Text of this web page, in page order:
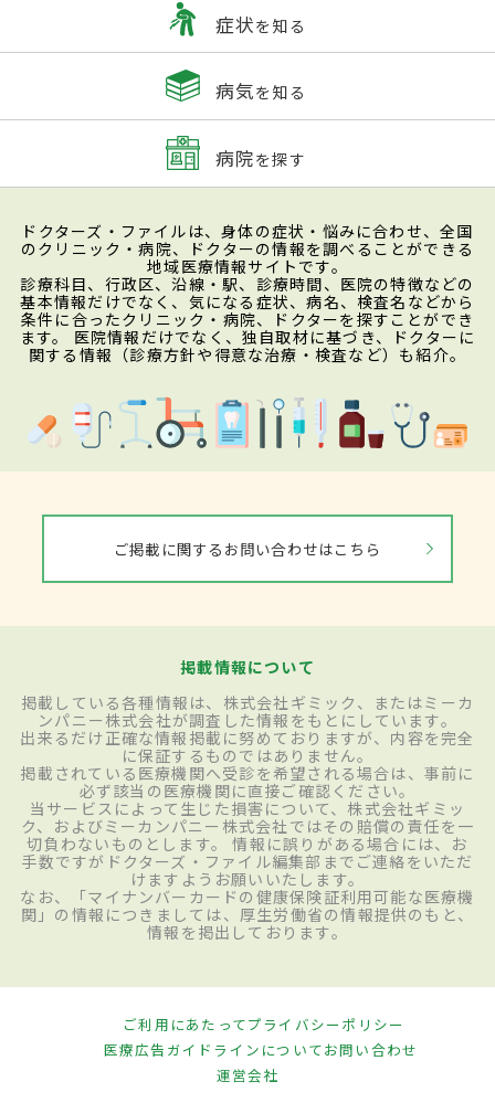
症状を知る
病気を知る
病院を探す
ドクターズ・ファイルは、身体の症状・悩みに合わせ、全国
のクリニック・病院、ドクターの情報を調べることができる
地域医療情報サイトです。
診療科目、行政区、沿線・駅、診療時間、医院の特徴などの
基本情報だけでなく、気になる症状、病名、検査名などから
条件に合ったクリニック・病院、ドクターを探すことができ
ます。 医院情報だけでなく、独自取材に基づき、ドクターに
関する情報（診療方針や得意な治療・検査など）も紹介。
ご掲載に関するお問い合わせはこちら
掲載情報について
掲載している各種情報は、株式会社ギミック、またはミーカ
ンパニー株式会社が調査した情報をもとにしています。
出来るだけ正確な情報掲載に努めておりますが、内容を完全
に保証するものではありません。
掲載されている医療機関へ受診を希望される場合は、事前に
必ず該当の医療機関に直接ご確認ください。
当サービスによって生じた損害について、株式会社ギミッ
ク、およびミーカンパニー株式会社ではその賠償の責任を一
切負わないものとします。 情報に誤りがある場合には、お
手数ですがドクターズ・ファイル編集部までご連絡をいただ
けますようお願いいたします。
なお、「マイナンバーカードの健康保険証利用可能な医療機
関」の情報につきましては、厚生労働省の情報提供のもと、
情報を掲出しております。
ご利用にあたってプライバシーポリシー
医療広告ガイドラインについてお問い合わせ
運営会社